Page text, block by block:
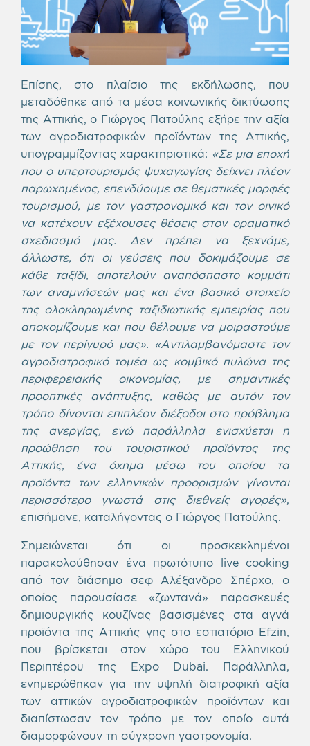
Επίσης, στο πλαίσιο της εκδήλωσης, που
μεταδόθηκε από τα μέσα κοινωνικής δικτύωσης
της Αττικής, ο Γιώργος Πατούλης εξήρε την αξία
των αγροδιατροφικών προϊόντων της Αττικής,
υπογραμμίζοντας χαρακτηριστικά: «Σε μια εποχή
που ο υπερτουρισμός ψυχαγωγίας δείχνει πλέον
παρωχημένος, επενδύουμε σε θεματικές μορφές
τουρισμού, με τον γαστρονομικό και τον οινικό
να κατέχουν εξέχουσες θέσεις στον οραματικό
σχεδιασμό μας. Δεν πρέπει να ξεχνάμε,
άλλωστε, ότι οι γεύσεις που δοκιμάζουμε σε
κάθε ταξίδι, αποτελούν αναπόσπαστο κομμάτι
των αναμνήσεών μας και ένα βασικό στοιχείο
της ολοκληρωμένης ταξιδιωτικής εμπειρίας που
αποκομίζουμε και που θέλουμε να μοιραστούμε
με τον περίγυρό μας». «Αντιλαμβανόμαστε τον
αγροδιατροφικό τομέα ως κομβικό πυλώνα της
περιφερειακής οικονομίας, με σημαντικές
προοπτικές ανάπτυξης, καθώς με αυτόν τον
τρόπο δίνονται επιπλέον διέξοδοι στο πρόβλημα
της ανεργίας, ενώ παράλληλα ενισχύεται η
προώθηση του τουριστικού προϊόντος της
Αττικής, ένα όχημα μέσω του οποίου τα
προϊόντα των ελληνικών προορισμών γίνονται
περισσότερο γνωστά στις διεθνείς αγορές»,
επισήμανε, καταλήγοντας ο Γιώργος Πατούλης.
Σημειώνεται ότι οι προσκεκλημένοι
παρακολούθησαν ένα πρωτότυπο live cooking
από τον διάσημο σεφ Αλέξανδρο Σπέρχο, ο
οποίος παρουσίασε «ζωντανά» παρασκευές
δημιουργικής κουζίνας βασισμένες στα αγνά
προϊόντα της Αττικής γης στο εστιατόριο Efzin,
που βρίσκεται στον χώρο του Ελληνικού
Περιπτέρου της Expo Dubai. Παράλληλα,
ενημερώθηκαν για την υψηλή διατροφική αξία
των αττικών αγροδιατροφικών προϊόντων και
διαπίστωσαν τον τρόπο με τον οποίο αυτά
διαμορφώνουν τη σύγχρονη γαστρονομία.